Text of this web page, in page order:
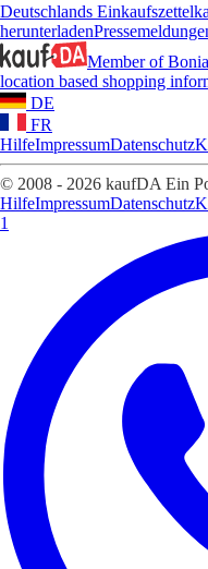
Deutschlands Einkaufszettel
herunterladen
Member of
location based shopping
DE
FR
HilfeImpressumDatenschutz
© 2008 - 2026 kaufDA Ein
HilfeImpressumDatenschutz
1